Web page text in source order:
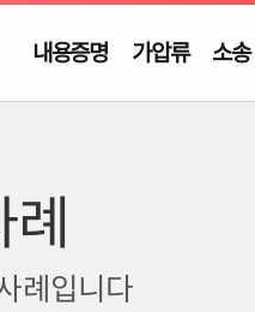
내용증명 가압류 소송
례입니다